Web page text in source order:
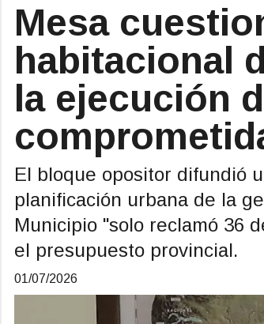
Mesa
habitacional
la ejecución
El bloque opositor difundió
planificación urbana de la
Municipio "solo reclamó 36
el presupuesto provincial.
01/07/2026